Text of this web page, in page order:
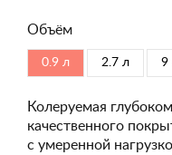
Объём
0.9 л 2.7 л 9
Колеруемая
качественного
с умеренной